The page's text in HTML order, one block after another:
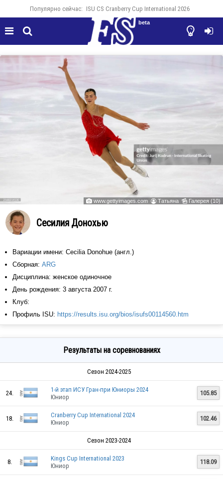
Популярно сейчас: ISU CS Cranberry Cup International 2026
  

beta
 www.gettyimages.com  Татьяна  Галерея (10)
Сесилия Донохью
Вариации имени: Cecilia Donohue (англ.)
Сборная: ARG
Дисциплина: женское одиночное
День рождения: 3 августа 2007 г.
Клуб:
Профиль ISU: https://results.isu.org/bios/isufs00114560.htm
Результаты на соревнованиях
Сезон 2024-2025
24.
1-й этап ИСУ Гран-при Юниоры 2024
Юниор
105.85
18.
Cranberry Cup International 2024
Юниор
102.46
Сезон 2023-2024
8.
Kings Cup International 2023
Юниор
118.09